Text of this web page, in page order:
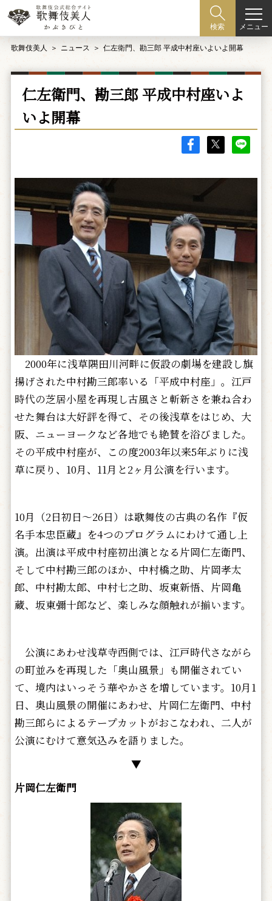
検索 メニュー
歌舞伎美人 ニュース 仁左衛門、勘三郎 平成中村座いよいよ開幕
仁左衛門、勘三郎 平成中村座いよ
いよ開幕
2000年に浅草隅田川河畔に仮設の劇場を建設し旗
揚げされた中村勘三郎率いる「平成中村座」。江戸
時代の芝居小屋を再現し古風さと斬新さを兼ね合わ
せた舞台は大好評を得て、その後浅草をはじめ、大
阪、ニューヨークなど各地でも絶賛を浴びました。
その平成中村座が、この度2003年以来5年ぶりに浅
草に戻り、10月、11月と2ヶ月公演を行います。
10月（2日初日～26日）は歌舞伎の古典の名作『仮
名手本忠臣蔵』を4つのプログラムにわけて通し上
演。出演は平成中村座初出演となる片岡仁左衛門、
そして中村勘三郎のほか、中村橋之助、片岡孝太
郎、中村勘太郎、中村七之助、坂東新悟、片岡亀
蔵、坂東彌十郎など、楽しみな顔触れが揃います。
公演にあわせ浅草寺西側では、江戸時代さながら
の町並みを再現した「奥山風景」も開催されてい
て、境内はいっそう華やかさを増しています。10月1
日、奥山風景の開催にあわせ、片岡仁左衛門、中村
勘三郎らによるテープカットがおこなわれ、二人が
公演にむけて意気込みを語りました。
▼
片岡仁左衛門